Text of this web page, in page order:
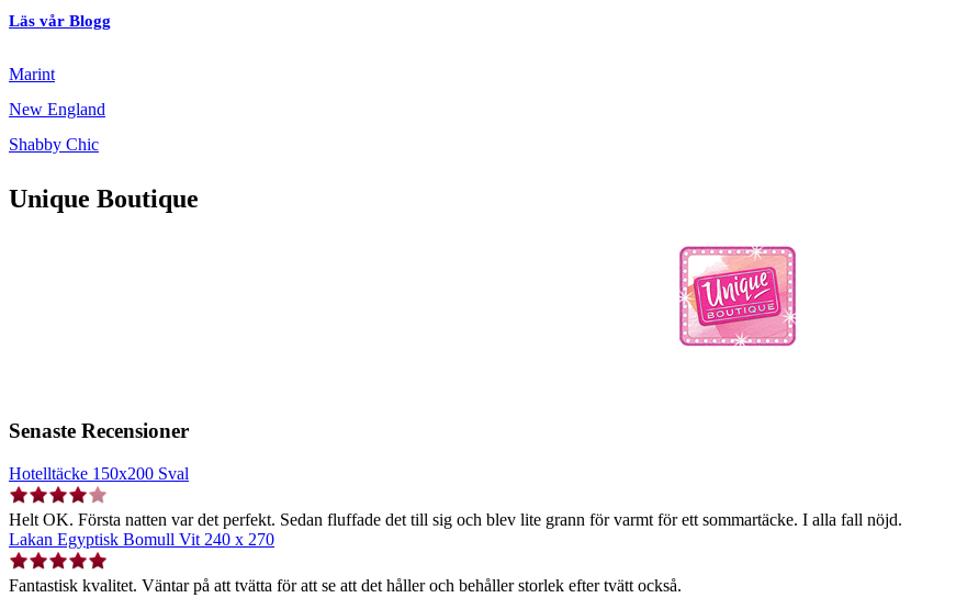
Läs vår Blogg
Marint
New England
Shabby Chic
Unique Boutique
Senaste Recensioner
Hotelltäcke 150x200 Sval
Helt OK. Första natten var det perfekt. Sedan fluffade det till sig och blev lite grann för varmt för ett sommartäcke. I alla fall nöjd.
Lakan Egyptisk Bomull Vit 240 x 270
Fantastisk kvalitet. Väntar på att tvätta för att se att det håller och behåller storlek efter tvätt också.